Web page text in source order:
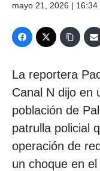
mayo 21, 2026 | 16:34
La reportera
Canal N dijo en
población de
patrulla policial
operación de
un choque en